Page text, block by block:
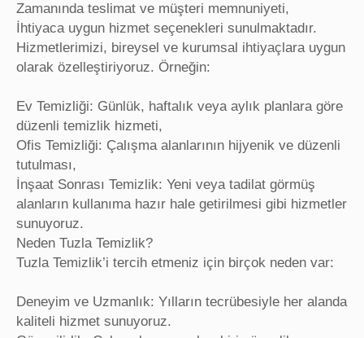
Zamanında teslimat ve müşteri memnuniyeti,
İhtiyaca uygun hizmet seçenekleri sunulmaktadır.
Hizmetlerimizi, bireysel ve kurumsal ihtiyaçlara uygun
olarak özelleştiriyoruz. Örneğin:
Ev Temizliği: Günlük, haftalık veya aylık planlara göre
düzenli temizlik hizmeti,
Ofis Temizliği: Çalışma alanlarının hijyenik ve düzenli
tutulması,
İnşaat Sonrası Temizlik: Yeni veya tadilat görmüş
alanların kullanıma hazır hale getirilmesi gibi hizmetler
sunuyoruz.
Neden Tuzla Temizlik?
Tuzla Temizlik’i tercih etmeniz için birçok neden var:
Deneyim ve Uzmanlık: Yılların tecrübesiyle her alanda
kaliteli hizmet sunuyoruz.